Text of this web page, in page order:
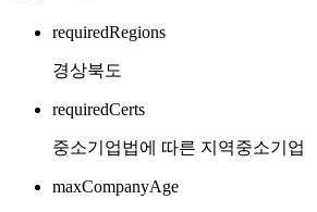
requiredRegions
경상북도
requiredCerts
중소기업법에 따른 지역중소기업
maxCompanyAge